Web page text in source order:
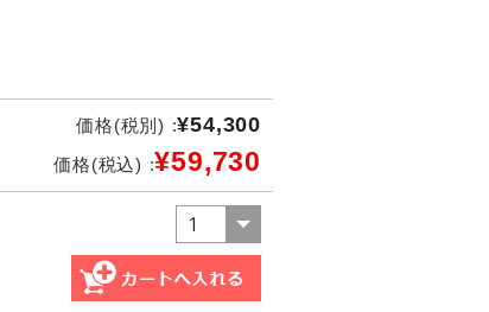
価格(税別) :¥54,300
価格(税込) :¥59,730